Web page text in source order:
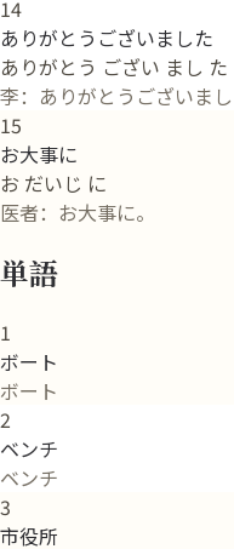
14
ありがとうございました
ありがとう ござい まし た
李：ありがとうございまし
15
お大事に
お だいじ に
医者：お大事に。
単語
1
ボート
ボート
2
ベンチ
ベンチ
3
市役所